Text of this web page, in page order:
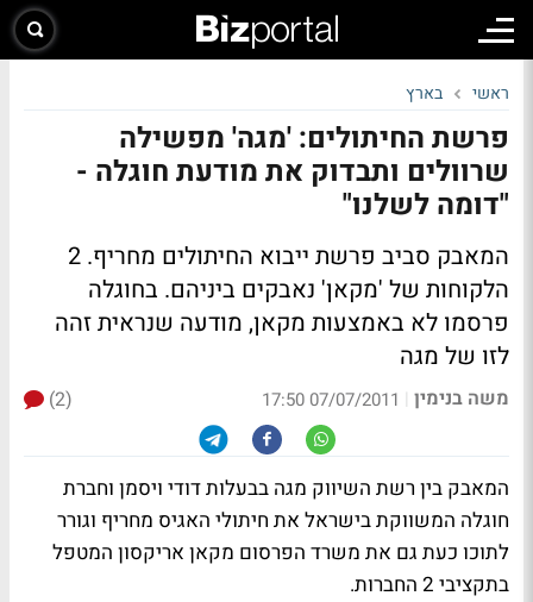
ראשי בארץ
פרשת החיתולים: 'מגה' מפשילה
שרוולים ותבדוק את מודעת חוגלה -
"דומה לשלנו"
המאבק סביב פרשת ייבוא החיתולים מחריף. 2
הלקוחות של 'מקאן' נאבקים ביניהם. בחוגלה
פרסמו לא באמצעות מקאן, מודעה שנראית זהה
לזו של מגה
משה בנימין |
07/07/2011 17:50
(2)
המאבק בין רשת השיווק מגה בבעלות דודי ויסמן וחברת
חוגלה המשווקת בישראל את חיתולי האגיס מחריף וגורר
לתוכו כעת גם את משרד הפרסום מקאן אריקסון המטפל
בתקציבי 2 החברות.